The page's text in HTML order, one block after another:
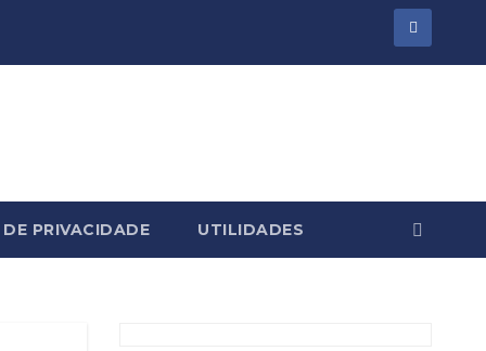
PRIVACIDADE UTILIDADES